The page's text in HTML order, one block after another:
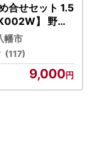
合せセット 1.5
】 野菜
幡市
(117)
9,000